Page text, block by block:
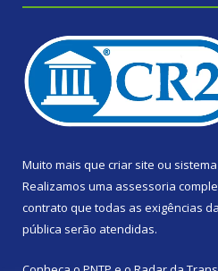
Muito mais que criar site ou
Realizamos uma assessoria
contrato que todas as exigências
pública serão atendidas.